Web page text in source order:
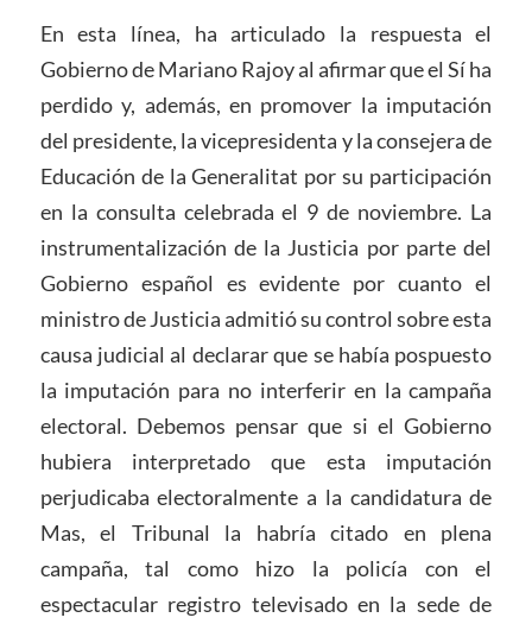
En esta línea, ha articulado la respuesta el
Gobierno de Mariano Rajoy al afirmar que el Sí ha
perdido y, además, en promover la imputación
del presidente, la vicepresidenta y la consejera de
Educación de la Generalitat por su participación
en la consulta celebrada el 9 de noviembre. La
instrumentalización de la Justicia por parte del
Gobierno español es evidente por cuanto el
ministro de Justicia admitió su control sobre esta
causa judicial al declarar que se había pospuesto
la imputación para no interferir en la campaña
electoral. Debemos pensar que si el Gobierno
hubiera interpretado que esta imputación
perjudicaba electoralmente a la candidatura de
Mas, el Tribunal la habría citado en plena
campaña, tal como hizo la policía con el
espectacular registro televisado en la sede de